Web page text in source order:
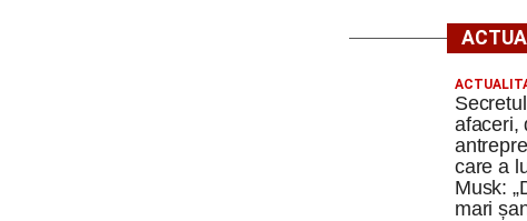
afaceri,
care a
Musk:
mari